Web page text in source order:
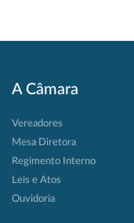
A Câmara
Vereadores
Mesa Diretora
Regimento Interno
Leis e Atos
Ouvidoria